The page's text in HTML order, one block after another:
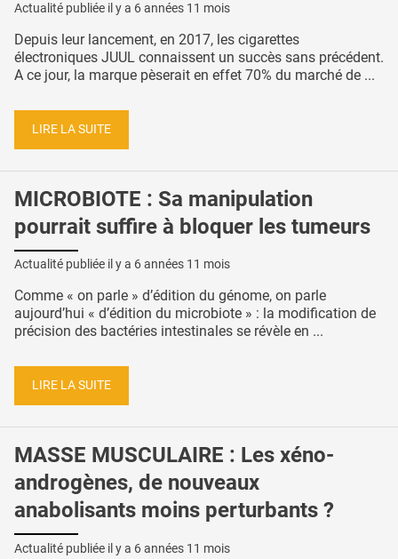
Actualité publiée il y a 6 années 11 mois
Depuis leur lancement, en 2017, les cigarettes
électroniques JUUL connaissent un succès sans précédent.
A ce jour, la marque pèserait en effet 70% du marché de ...
LIRE LA SUITE
MICROBIOTE : Sa manipulation
pourrait suffire à bloquer les tumeurs
Actualité publiée il y a 6 années 11 mois
Comme « on parle » d’édition du génome, on parle
aujourd’hui « d’édition du microbiote » : la modification de
précision des bactéries intestinales se révèle en ...
LIRE LA SUITE
MASSE MUSCULAIRE : Les xéno-
androgènes, de nouveaux
anabolisants moins perturbants ?
Actualité publiée il y a 6 années 11 mois